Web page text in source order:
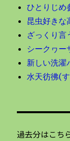
ひとりじめ
昆虫好きな
ざっくり言
シークヮー
新しい洗濯
水天彷彿(
過去分はこち